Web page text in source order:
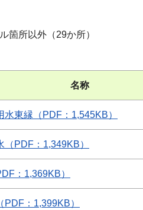
箇所以外（29か所）
名称
水東縁（PDF：1,545KB）
（PDF：1,349KB）
：1,369KB）
PDF：1,399KB）